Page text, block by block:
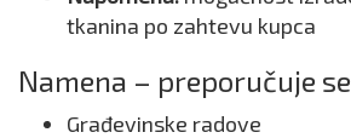
tkanina po zahtevu kupca
Namena – preporučuje
Građevinske radove